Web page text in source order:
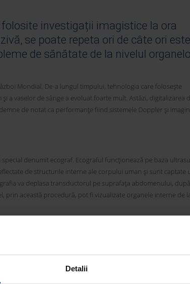
Detalii
investigații imagistice la ora
se poate repeta ori de câte ori este
de sănătate de la nivelul
Mondial. De-a lungul timpului, tehnologia care folosește
a vaselor de sânge a evoluat foarte mult. Astăzi, digitalizarea
de notat ca performanțe fiind sistemele Doppler și
denumit ecograf. Ecograful funcționează pe baza
de structurile interne ale corpului uman și sunt captate
va deplasa transductorul pe suprafața abdomenului,
prin această procedură, pot fi vizualizate organele interne de
de către gastroenterologi sau de medicii specializați în
competențe suplimentare în realizarea ecografiilor.
detecta?